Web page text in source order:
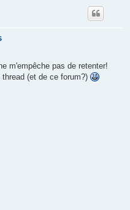
m'empêche pas de retenter!
(et de ce forum?)